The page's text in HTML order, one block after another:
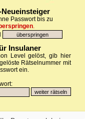
Passwort bis zu
.
Insulaner
Level gelöst, gib hier
Rätselnummer mit
ein.